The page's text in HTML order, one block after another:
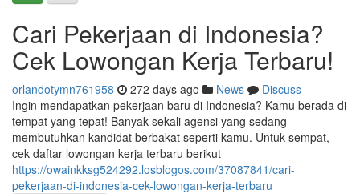
Cari Pekerjaan di Indonesia?
Cek Lowongan Kerja Terbaru!
orlandotymn761958 272 days ago News
Discuss
Ingin mendapatkan pekerjaan baru di Indonesia? Kamu berada di
tempat yang tepat! Banyak sekali agensi yang sedang
membutuhkan kandidat berbakat seperti kamu. Untuk sempat,
cek daftar lowongan kerja terbaru berikut
https://owainkksg524292.losblogos.com/37087841/cari-
pekerjaan-di-indonesia-cek-lowongan-kerja-terbaru